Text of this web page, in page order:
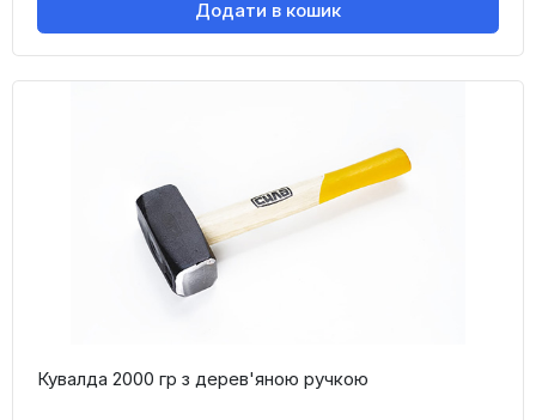
Додати в кошик
Кувалда 2000 гр з дерев'яною ручкою